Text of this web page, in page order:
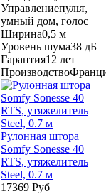
Управлениепульт,
умный дом, голос
Ширина0,5 м
Уровень шума38 дБ
Гарантия12 лет
Производство
Рулонная штора
Somfy Sonesse 40
RTS, утяжелитель
Steel, 0.7 м
17369 Руб